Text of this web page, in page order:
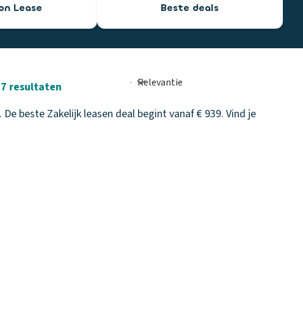
Lease Beste deals
7 resultaten
beste Zakelijk leasen deal begint vanaf € 939. Vind je